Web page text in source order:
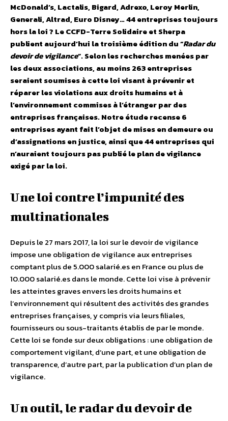
McDonald’s, Lactalis, Bigard, Adrexo, Leroy Merlin,
Generali, Altrad, Euro Disney… 44 entreprises toujours
hors la loi ? Le CCFD-Terre Solidaire et Sherpa
publient aujourd’hui la troisième édition du “Radar du
devoir de vigilance”. Selon les recherches menées par
les deux associations, au moins 263 entreprises
seraient soumises à cette loi visant à prévenir et
réparer les violations aux droits humains et à
l’environnement commises à l’étranger par des
entreprises françaises. Notre étude recense 6
entreprises ayant fait l’objet de mises en demeure ou
d’assignations en justice, ainsi que 44 entreprises qui
n’auraient toujours pas publié le plan de vigilance
exigé par la loi.
Une loi contre l’impunité des
multinationales
Depuis le 27 mars 2017, la loi sur le devoir de vigilance
impose une obligation de vigilance aux entreprises
comptant plus de 5.000 salarié.es en France ou plus de
10.000 salarié.es dans le monde. Cette loi vise à prévenir
les atteintes graves envers les droits humains et
l’environnement qui résultent des activités des grandes
entreprises françaises, y compris via leurs filiales,
fournisseurs ou sous-traitants établis de par le monde.
Cette loi se fonde sur deux obligations : une obligation de
comportement vigilant, d’une part, et une obligation de
transparence, d’autre part, par la publication d’un plan de
vigilance.
Un outil, le radar du devoir de